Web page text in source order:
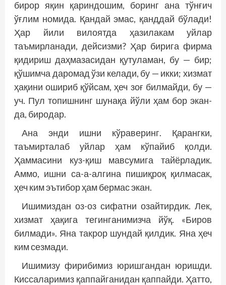
бирор яқин қариндошим, боринг ана тўнғич
ўғлим номида. Қандай эмас, қанддай бўлади!
Ҳар йили вилоятда ҳазилакам уйлар
таъмирланади, дейсизми? Ҳар бирига фирма
қидириш даҳмазасидан қутуламан, бу — бир;
қўшимча даромад ўзи келади, бу — икки; хизмат
ҳақини ошириб қўйсам, ҳеч зоғ билмайди, бу —
уч. Пул топишнинг шунақа йўли ҳам бор экан-
да, биродар.
Ана энди ишни кўраверинг. Қарангки,
таъмирталаб уйлар ҳам кўпайиб қолди.
Ҳаммасини куз-қиш мавсумига тайёрладик.
Аммо, ишни са-а-алгина пишиқроқ қилмасак,
ҳеч ким эътибор ҳам бермас экан.
Ишимиздан оз-оз сифатни озайтирдик. Лек,
хизмат ҳақига тегинганимизча йўқ. «Биров
билмади». Яна такрор шундай қилдик. Яна ҳеч
ким сезмади.
Ишимизу фирибимиз юришгандан юришди.
Киссаларимиз қаппайганидан қаппайди. Ҳатто,